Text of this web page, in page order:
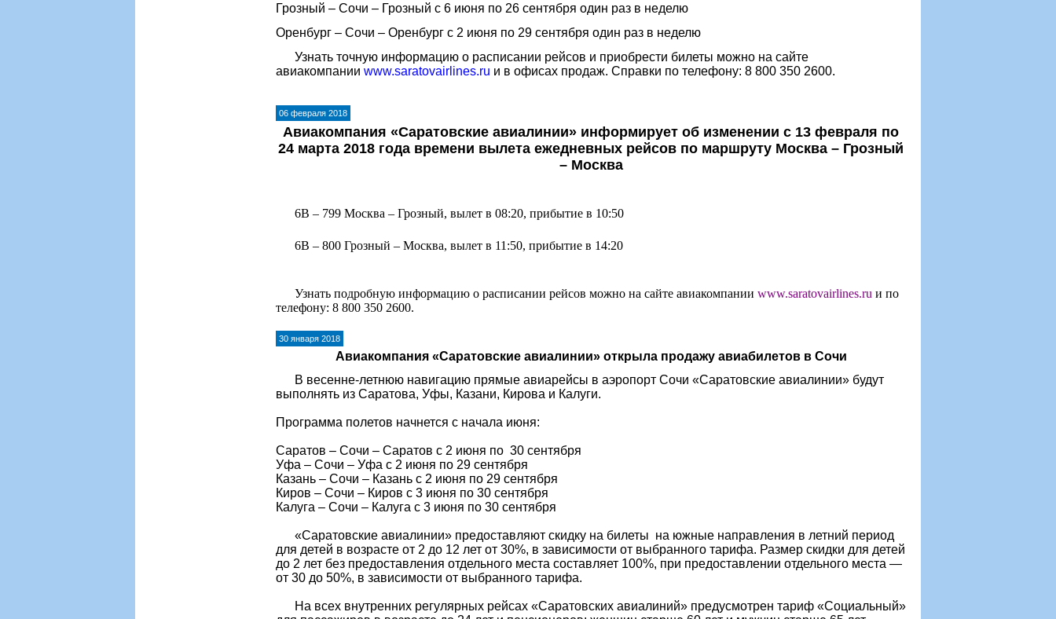
Грозный – Сочи – Грозный с 6 июня по 26 сентября один раз в неделю
Оренбург – Сочи – Оренбург с 2 июня по 29 сентября один раз в неделю
Узнать точную информацию о расписании рейсов и приобрести билеты можно на сайте
авиакомпании www.saratovairlines.ru и в офисах продаж. Справки по телефону: 8 800 350 2600.
06 февраля 2018
Авиакомпания «Саратовские авиалинии» информирует об изменении с 13 февраля по
24 марта 2018 года времени вылета ежедневных рейсов по маршруту Москва – Грозный
– Москва
6В – 799 Москва – Грозный, вылет в 08:20, прибытие в 10:50
6В – 800 Грозный – Москва, вылет в 11:50, прибытие в 14:20
Узнать подробную информацию о расписании рейсов можно на сайте авиакомпании www.saratovairlines.ru и по
телефону: 8 800 350 2600.
30 января 2018
Авиакомпания «Саратовские авиалинии» открыла продажу авиабилетов в Сочи
В весенне-летнюю навигацию прямые авиарейсы в аэропорт Сочи «Саратовские авиалинии» будут
выполнять из Саратова, Уфы, Казани, Кирова и Калуги.
Программа полетов начнется с начала июня:
Саратов – Сочи – Саратов с 2 июня по 30 сентября
Уфа – Сочи – Уфа с 2 июня по 29 сентября
Казань – Сочи – Казань с 2 июня по 29 сентября
Киров – Сочи – Киров с 3 июня по 30 сентября
Калуга – Сочи – Калуга с 3 июня по 30 сентября
«Саратовские авиалинии» предоставляют скидку на билеты на южные направления в летний период
для детей в возрасте от 2 до 12 лет от 30%, в зависимости от выбранного тарифа. Размер скидки для детей
до 2 лет без предоставления отдельного места составляет 100%, при предоставлении отдельного места —
от 30 до 50%, в зависимости от выбранного тарифа.
На всех внутренних регулярных рейсах «Саратовских авиалиний» предусмотрен тариф «Социальный»